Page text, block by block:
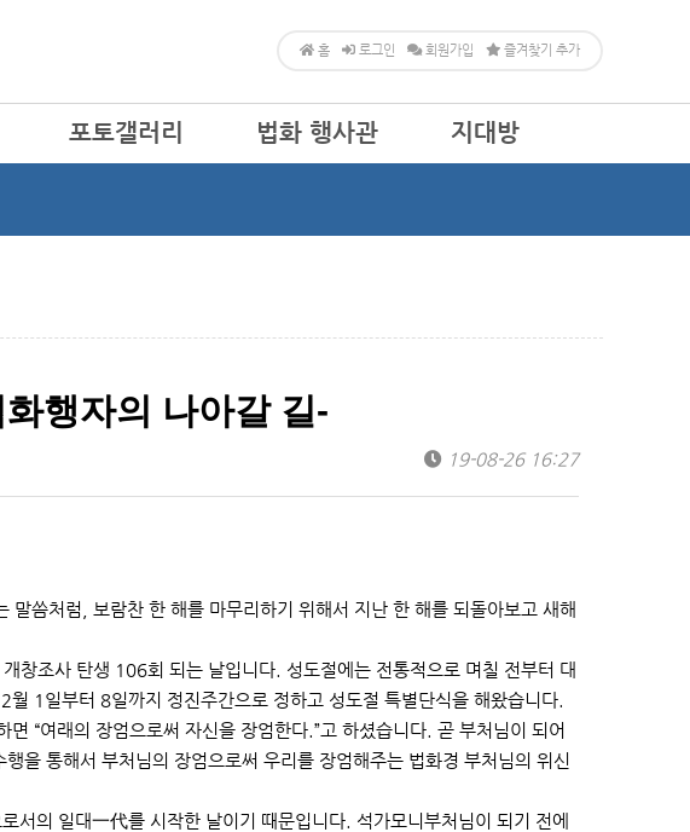
홈 로그인 회원가입 즐겨찾기 추가
포토갤러리 법화 행사관 지대방
행자의 나아갈 길-
19-08-26 16:27
씀처럼, 보람찬 한 해를 마무리하기 위해서 지난 한 해를 되돌아보고 새해
창조사 탄생 106회 되는 날입니다. 성도절에는 전통적으로 며칠 전부터 대
1일부터 8일까지 정진주간으로 정하고 성도절 특별단식을 해왔습니다.
“여래의 장엄으로써 자신을 장엄한다.”고 하셨습니다. 곧 부처님이 되어
을 통해서 부처님의 장엄으로써 우리를 장엄해주는 법화경 부처님의 위신
서의 일대一代를 시작한 날이기 때문입니다. 석가모니부처님이 되기 전에